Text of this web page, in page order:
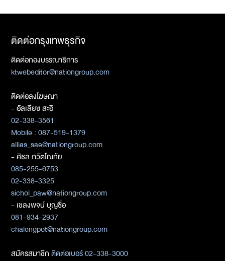
ติดต่อกรุงเทพธุรกิจ
ติดต่อกองบรรณาธิการ
ktwebeditor@nationgroup.com
ติดต่อลงโฆษณา
- อัลเลียซ สะอิ
02-338-3561
Mobile : 087-519-1379
allias_sae@nationgroup.com
- ศิชล ภวัตโณทัย
085-255-6753
02-338-3325
sichol_paw@nationgroup.com
- เชลงพจน์ บุญซื่อ
081-934-2937
chalengpot@nationgroup.com
สมัครสมาชิกติดต่อเบอร์ 02-338-3000